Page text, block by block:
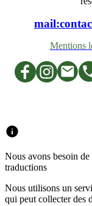
Mentions
Nous avons besoin
traductions
Nous utilisons un
qui peut collecter des